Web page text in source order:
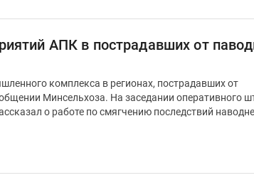
АПК в пострадавших от
комплекса в регионах, пострадавших от
Минсельхоза. На заседании оперативного
о работе по смягчению последствий